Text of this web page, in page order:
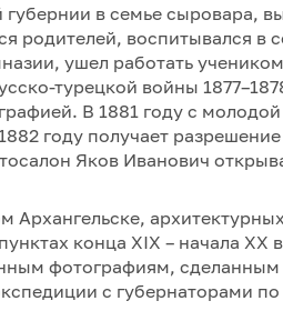
губернии в семье сыровара,
родителей, воспитывался в
ушел работать
турецкой войны
В 1881 году с
году получает
Яков Иванович
Архангельске,
конца XIX – начала
фотографиям,
с губернаторами